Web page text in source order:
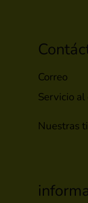
Correo
Servicio
Nuestras